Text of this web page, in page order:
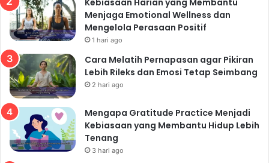
Menjaga Emotional Wellness dan
Mengelola Perasaan Positif
1 hari ago
Cara Melatih Pernapasan agar Pikiran
Lebih Rileks dan Emosi Tetap Seimbang
2 hari ago
Mengapa Gratitude Practice Menjadi
Kebiasaan yang Membantu Hidup Lebih
Tenang
3 hari ago